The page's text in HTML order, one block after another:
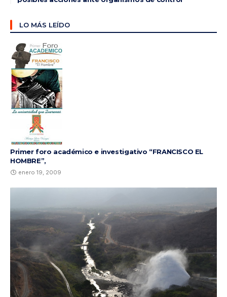
LO MÁS LEÍDO
Primer foro académico e investigativo “FRANCISCO EL
HOMBRE”,
enero 19, 2009